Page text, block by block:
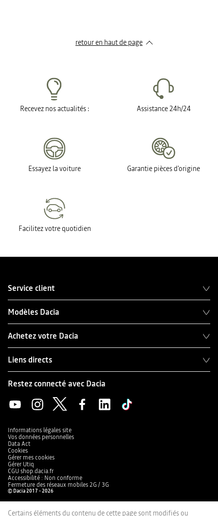
retour en haut de page​
Recevez nos actualités : Assistance 24h/24
Essayez la voiture Garantie pièces d'origine
Facilitez votre quotidien
Service client
Modèles Dacia
Achetez votre Dacia
Liens directs
Restez connecté avec Dacia
Informations légales site
Vos données personnelles
Data Act
Cookies
Gérer mes cookies
Gérer Utiq
CGU shop.dacia.fr
Accessibilité : Non conforme
Fermeture des réseaux mobiles 2G / 3G
© Dacia 2017 - 2026
Certains éléments du contenu de cette page sont modifiés ou